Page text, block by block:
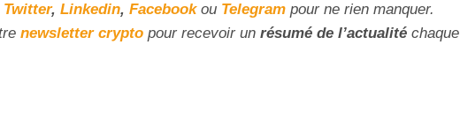
Twitter, Linkedin, Facebookou Telegram pour ne rien manquer.
newsletter crypto pour recevoir un résumé de l’actualité chaque